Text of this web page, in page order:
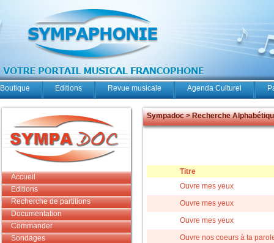
Boutique Editions Revue musicale Agenda Culturel
Accueil
Editions
Recherche de partitions
Documentation
Commander
Sondages
Sympadoc > Recherche
Titre
Ouvre mes yeux
Ouvre mes yeux
Ouvre mes yeux
Ouvre nos coeurs à ta